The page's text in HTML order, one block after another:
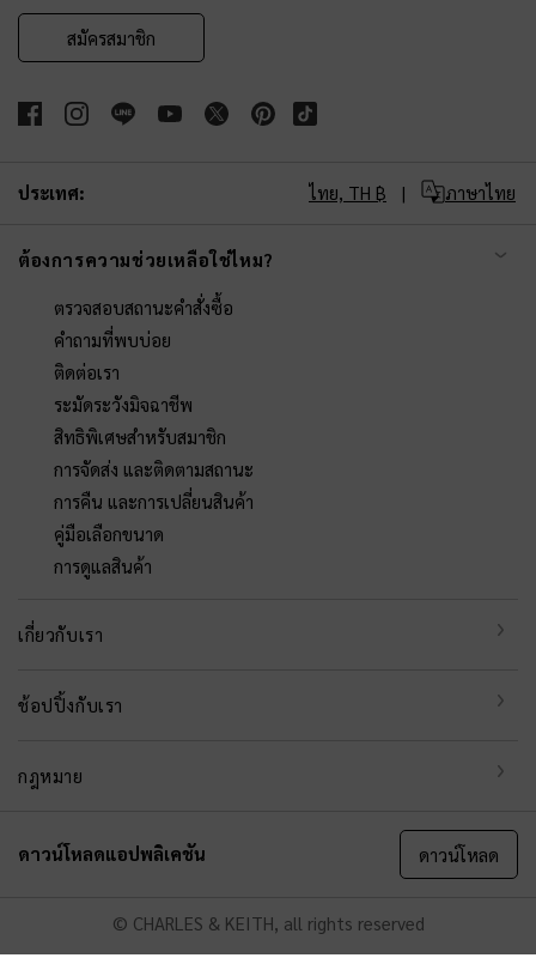
สมัครสมาชิก
ประเทศ: ไทย, TH ฿ ภาษาไทย
ต้องการความช่วยเหลือใช่ไหม?
ตรวจสอบสถานะคำสั่งซื้อ
คำถามที่พบบ่อย
ติดต่อเรา
ระมัดระวังมิจฉาชีพ
สิทธิพิเศษสำหรับสมาชิก
การจัดส่ง และติดตามสถานะ
การคืน และการเปลี่ยนสินค้า
คู่มือเลือกขนาด
การดูแลสินค้า
เกี่ยวกับเรา
ช้อปปิ้งกับเรา
กฎหมาย
ดาวน์โหลดแอปพลิเคชัน ดาวน์โหลด
© CHARLES & KEITH, all rights reserved